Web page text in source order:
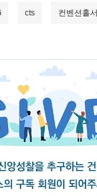
cts 컨벤션홀서